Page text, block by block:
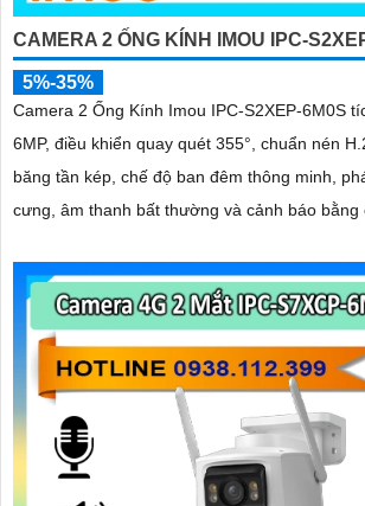
CAMERA 2 ỐNG KÍNH IMOU IPC-
5%-35%
Camera 2 Ống Kính Imou IPC-S2XEP-6M0S
6MP, điều khiển quay quét 355°, chuẩn nén
băng tần kép, chế độ ban đêm thông minh,
cưng, âm thanh bất thường và cảnh báo bằng